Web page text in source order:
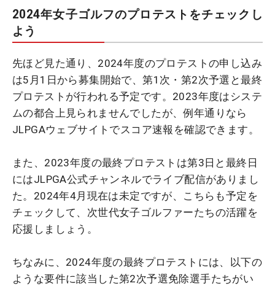
2024年女子ゴルフのプロテストをチェックし
よう
先ほど見た通り、2024年度のプロテストの申し込み
は5月1日から募集開始で、第1次・第2次予選と最終
プロテストが行われる予定です。2023年度はシステ
ムの都合上見られませんでしたが、例年通りなら
JLPGAウェブサイトでスコア速報を確認できます。
また、2023年度の最終プロテストは第3日と最終日
にはJLPGA公式チャンネルでライブ配信がありまし
た。2024年4月現在は未定ですが、こちらも予定を
チェックして、次世代女子ゴルファーたちの活躍を
応援しましょう。
ちなみに、2024年度の最終プロテストには、以下の
ような要件に該当した第2次予選免除選手たちがい